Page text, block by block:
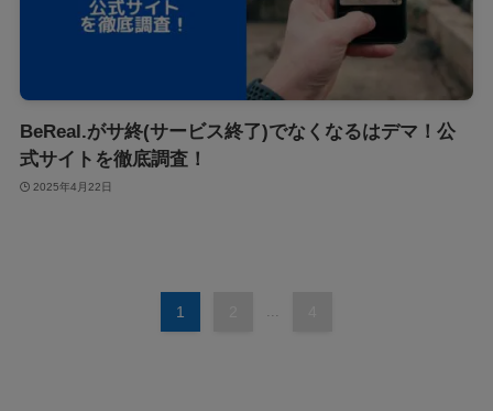
BeReal.がサ終(サービス終了)でなくなるはデマ！公
式サイトを徹底調査！
2025年4月22日
1 ...